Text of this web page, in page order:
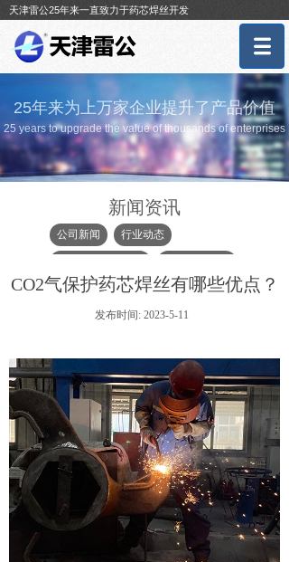
天津雷公25年来一直致力于药芯焊丝开发
25年来为上万家企业提升了产品价值
25 years to upgrade the value of thousands of enterprises
新闻资讯
公司新闻 行业动态
双金属复合耐磨板相关知识
堆焊设备 堆焊耐磨板相关知识
CO2气保护药芯焊丝有哪些优点？
发布时间: 2023-5-11